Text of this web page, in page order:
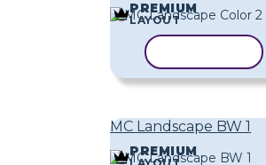
PREMIUM
LAYOUT
MC Landscape BW 1
PREMIUM